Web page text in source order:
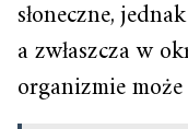
słoneczne,
a zwłaszcza w
organizmie